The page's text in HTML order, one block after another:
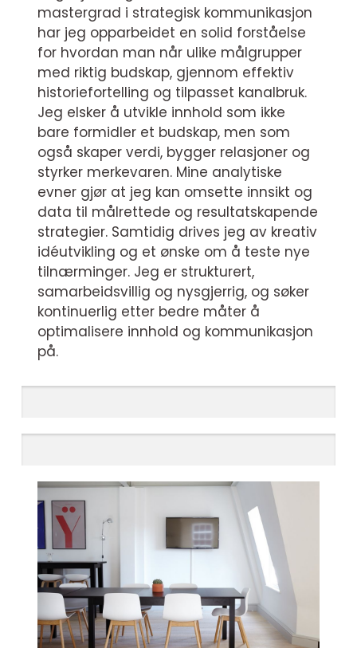
mastergrad i strategisk kommunikasjon
har jeg opparbeidet en solid forståelse
for hvordan man når ulike målgrupper
med riktig budskap, gjennom effektiv
historiefortelling og tilpasset kanalbruk.
Jeg elsker å utvikle innhold som ikke
bare formidler et budskap, men som
også skaper verdi, bygger relasjoner og
styrker merkevaren. Mine analytiske
evner gjør at jeg kan omsette innsikt og
data til målrettede og resultatskapende
strategier. Samtidig drives jeg av kreativ
idéutvikling og et ønske om å teste nye
tilnærminger. Jeg er strukturert,
samarbeidsvillig og nysgjerrig, og søker
kontinuerlig etter bedre måter å
optimalisere innhold og kommunikasjon
på.